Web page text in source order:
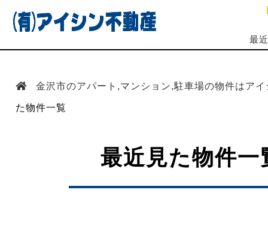
最
金沢市のアパート,マンション,駐車場の物件はア
た物件一覧
最近見た物件一